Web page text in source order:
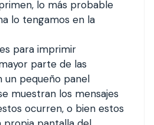
lo más probable
lo tengamos en la
para imprimir
parte de las
un pequeño panel
muestran los mensajes
ocurren, o bien estos